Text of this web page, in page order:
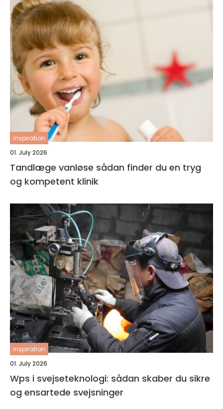
inspiration
01. July 2026
Tandlæge vanløse sådan finder du en tryg
og kompetent klinik
inspiration
01. July 2026
Wps i svejseteknologi: sådan skaber du sikre
og ensartede svejsninger